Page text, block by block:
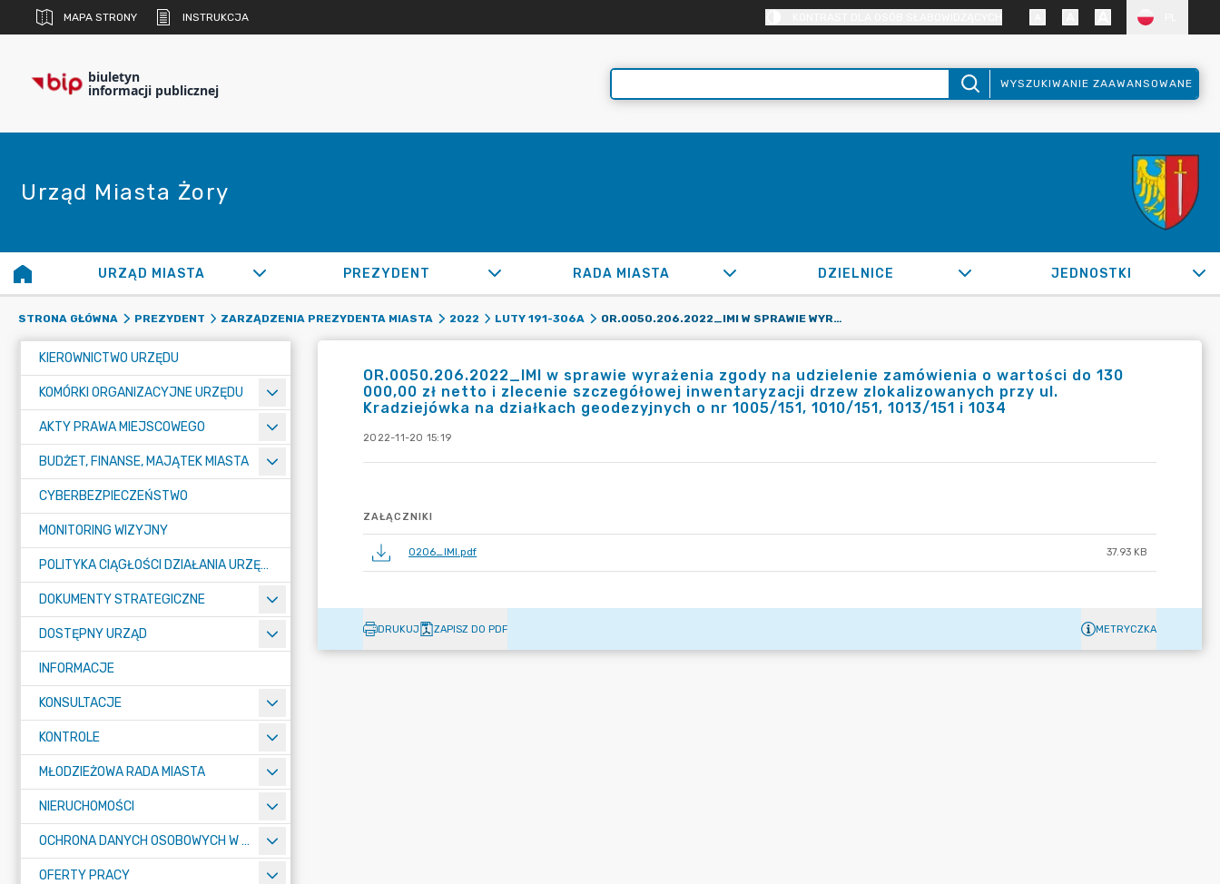
MAPA STRONY INSTRUKCJA
biuletyn
informacji publicznej WYSZUKIWANIE ZAAWANSOWANE
Urząd Miasta Żory
URZĄD MIASTA PREZYDENT RADA MIASTA DZIELNICE JEDNOSTKI
STRONA GŁÓWNA PREZYDENT ZARZĄDZENIA PREZYDENTA MIASTA 2022 LUTY 191-306A OR.0050.206.2022_IMI W SPRAWIE WYRAŻENIA ZGODY NA UDZIELENIE ZAMÓWIENIA O WARTOŚCI DO 130 000,00 ZŁ NETTO I ZLECENIE SZCZEGÓŁOWEJ INWENTARYZACJI DRZEW ZLOKALIZOWANYCH PRZY UL. KRADZIEJÓWKA NA DZIAŁKACH GEODEZYJNYCH O NR 1005/151, 1010/151, 1013/151 I 1034
KIEROWNICTWO URZĘDU
KOMÓRKI ORGANIZACYJNE URZĘDU
AKTY PRAWA MIEJSCOWEGO
BUDŻET, FINANSE, MAJĄTEK MIASTA
CYBERBEZPIECZEŃSTWO
MONITORING WIZYJNY
POLITYKA CIĄGŁOŚCI DZIAŁANIA URZĘDU MIASTA ŻORY
DOKUMENTY STRATEGICZNE
DOSTĘPNY URZĄD
INFORMACJE
KONSULTACJE
KONTROLE
MŁODZIEŻOWA RADA MIASTA
NIERUCHOMOŚCI
OCHRONA DANYCH OSOBOWYCH W URZĘDZIE MIASTA ŻORY - RODO
OFERTY PRACY
OR.0050.206.2022_IMI w sprawie wyrażenia zgody na udzielenie zamówienia o wartości do 130
000,00 zł netto i zlecenie szczegółowej inwentaryzacji drzew zlokalizowanych przy ul.
Kradziejówka na działkach geodezyjnych o nr 1005/151, 1010/151, 1013/151 i 1034
2022-11-20 15:19
ZAŁĄCZNIKI
0206_IMI.pdf 37.93 KB
DRUKUJ ZAPISZ DO PDF METRYCZKA